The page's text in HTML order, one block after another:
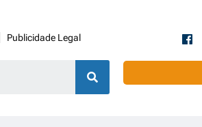
Publicidade Legal